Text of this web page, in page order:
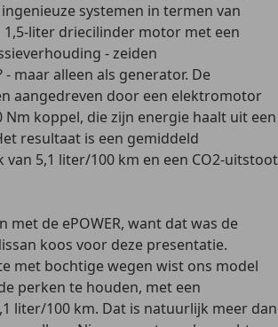
systemen in termen van
1,5-liter driecilinder motor met een
- zeiden
- maar alleen als generator. De
aangedreven door een elektromotor
Nm koppel, die zijn energie haalt uit een
resultaat is een gemiddeld
5,1 liter/100 km en een CO2-uitstoot
met de ePOWER, want dat was de
koos voor deze presentatie.
met bochtige wegen wist ons model
perken te houden, met een
liter/100 km. Dat is natuurlijk meer dan